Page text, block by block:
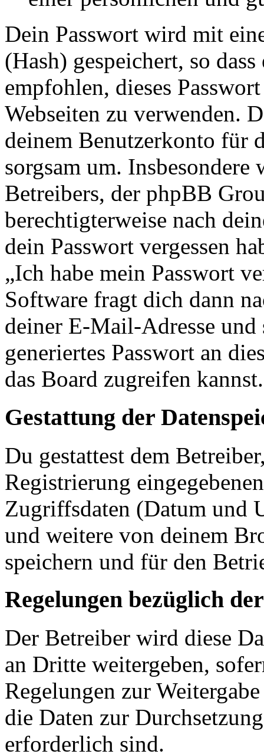
Dein Passwort wird mit
(Hash) gespeichert, so
empfohlen, dieses
Webseiten zu verwenden.
deinem Benutzerkonto für
sorgsam um.
Betreibers, der phpBB
berechtigterweise nach
dein Passwort vergessen
„Ich habe mein Passwort
Software fragt dich dann
deiner E-Mail-Adresse und
generiertes Passwort an
das Board zugreifen kannst.
Gestattung der
Du gestattest dem
Registrierung
Zugriffsdaten (Datum und
und weitere von deinem
speichern und für den
Regelungen bezüglich
Der Betreiber wird diese
an Dritte weitergeben,
Regelungen zur
die Daten zur
erforderlich sind.